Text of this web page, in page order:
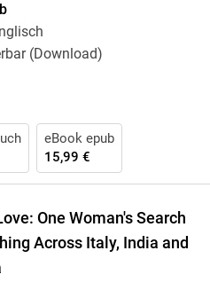
(Download)
eBook epub
15,99 €
One Woman's Search
Across Italy, India and